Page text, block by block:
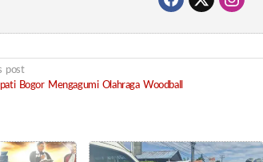
post
Bogor Mengagumi Olahraga Woodball